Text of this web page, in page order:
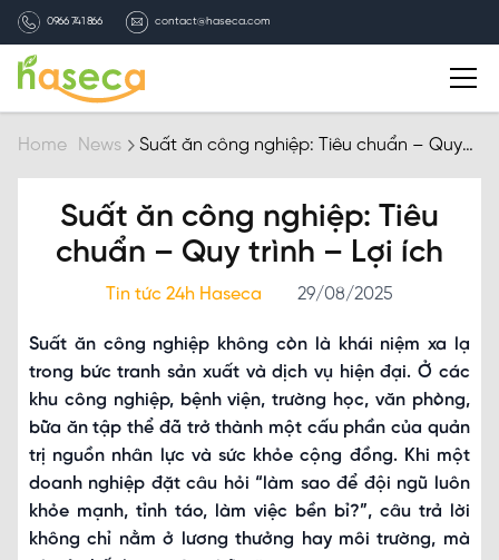
0966 741 866 contact@haseca.com
Introduction
Why Haseca
Services
HASECA news
Recruitment
Contact
Home News
Suất ăn công nghiệp: Tiêu chuẩn – Quy
Suất ăn công nghiệp: Tiêu
chuẩn – Quy trình – Lợi ích
Tin tức 24h Haseca 29/08/2025
Suất ăn công nghiệp không còn là khái niệm xa lạ
trong bức tranh sản xuất và dịch vụ hiện đại. Ở các
khu công nghiệp, bệnh viện, trường học, văn phòng,
bữa ăn tập thể đã trở thành một cấu phần của quản
trị nguồn nhân lực và sức khỏe cộng đồng. Khi một
doanh nghiệp đặt câu hỏi “làm sao để đội ngũ luôn
khỏe mạnh, tỉnh táo, làm việc bền bỉ?”, câu trả lời
không chỉ nằm ở lương thưởng hay môi trường, mà